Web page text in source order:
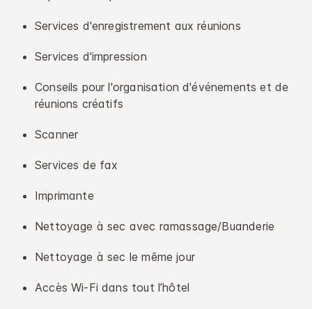
Services d'enregistrement aux réunions
Services d'impression
Conseils pour l'organisation d'événements et de
réunions créatifs
Scanner
Services de fax
Imprimante
Nettoyage à sec avec ramassage/Buanderie
Nettoyage à sec le même jour
Accès Wi-Fi dans tout l’hôtel